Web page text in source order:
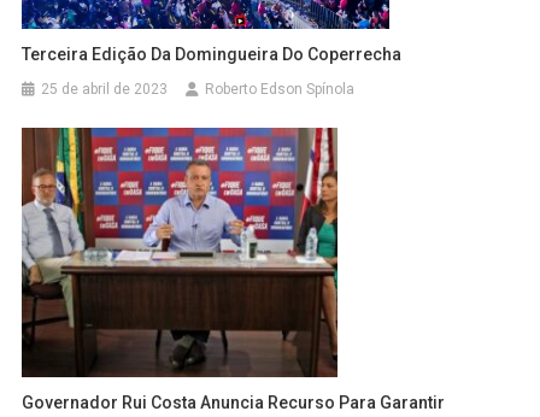
Terceira Edição Da Domingueira Do Coperrecha
25 de abril de 2023 Roberto Edson Spínola
Governador Rui Costa Anuncia Recurso Para Garantir